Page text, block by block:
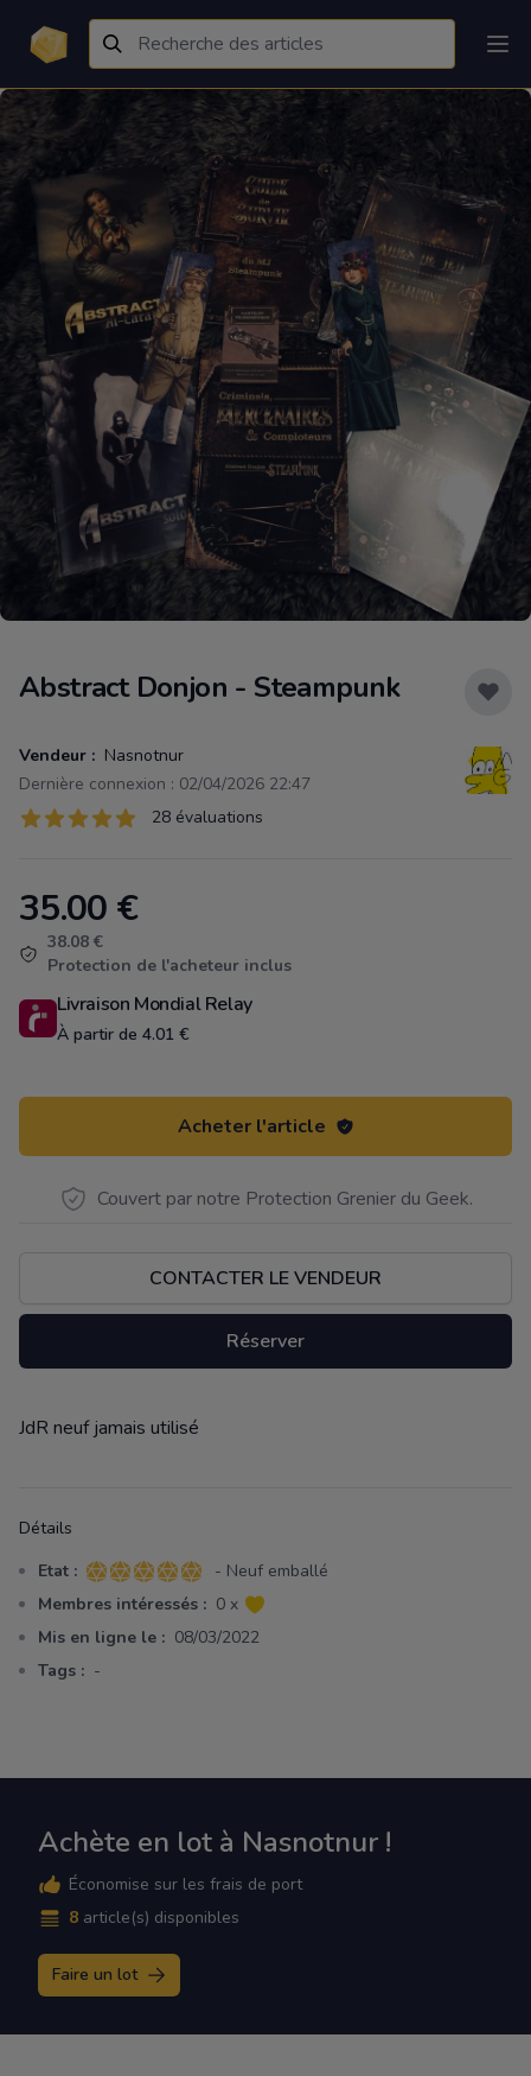
Abstract Donjon - Steampunk
Vendeur : Nasnotnur
Dernière connexion : 02/04/2026 22:47
Évaluations
28 sur 5 étoiles 28 évaluations
Product information
35.00 €
38.08 €
Protection de l'acheteur inclus
Livraison Mondial Relay
À partir de 4.01 €
Acheter l'article
Couvert par notre Protection Grenier du Geek.
CONTACTER LE VENDEUR
Réserver
Description
JdR neuf jamais utilisé
Détails
Etat : 5 sur 5 étoiles
- Neuf emballé
Membres intéressés : 0 x
Mis en ligne le : 08/03/2022
Tags : -
Achète en lot à Nasnotnur !
Économise sur les frais de port
8 article(s) disponibles
Faire un lot